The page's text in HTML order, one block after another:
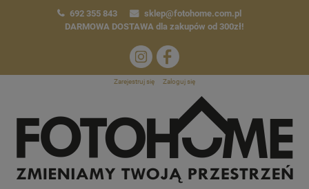
692 355 843
sklep@fotohome.com.pl
DARMOWA DOSTAWA dla zakupów od 300zł!
Zarejestruj się Zaloguj się